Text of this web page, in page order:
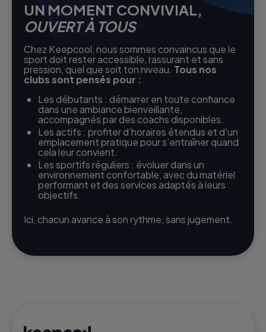
UN MOMENT CONVIVIAL,
OUVERT À TOUS
Chez Keepcool, nous sommes convaincus que le
sport doit rester accessible, rassurant et sans
pression, quel que soit ton niveau. Tous nos
clubs sont pensés pour :
Les débutants : démarrer en toute confiance
dans une ambiance bienveillante,
accompagnés par des coachs disponibles.
Les actifs : profiter d’horaires étendus et d’un
emplacement pratique pour s’entraîner quand
cela leur convient.
Les sportifs réguliers : évoluer dans un
environnement confortable, avec du matériel
performant et des services adaptés à leurs
objectifs.
Ici, chacun avance à son rythme, sans jugement.